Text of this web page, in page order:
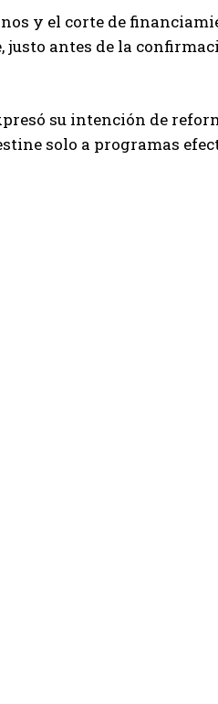
y el corte de
antes de la
su intención de
solo a programas